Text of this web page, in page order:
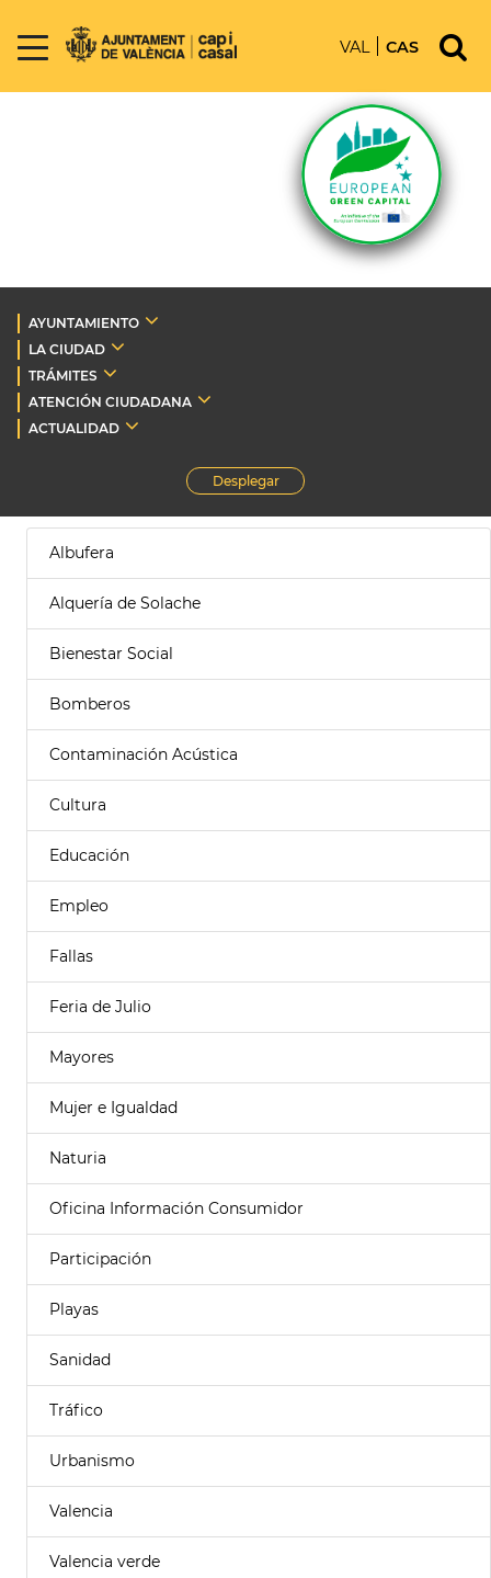
VAL CAS
AYUNTAMIENTO
LA CIUDAD
TRÁMITES
ATENCIÓN CIUDADANA
ACTUALIDAD
Desplegar
Albufera
Alquería de Solache
Bienestar Social
Bomberos
Contaminación Acústica
Cultura
Educación
Empleo
Fallas
Feria de Julio
Mayores
Mujer e Igualdad
Naturia
Oficina Información Consumidor
Participación
Playas
Sanidad
Tráfico
Urbanismo
Valencia
Valencia verde